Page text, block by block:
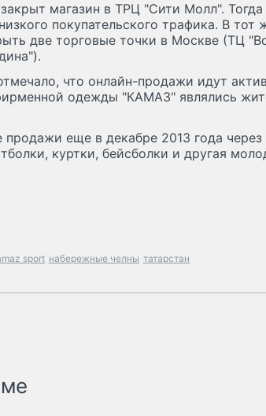
магазин в ТРЦ "Сити Молл". Тогда
покупательского трафика. В тот
две торговые точки в Москве (ТЦ
что онлайн-продажи идут
одежды "КАМАЗ" являлись
продажи еще в декабре 2013 года
куртки, бейсболки и другая
sport набережные челны татарстан